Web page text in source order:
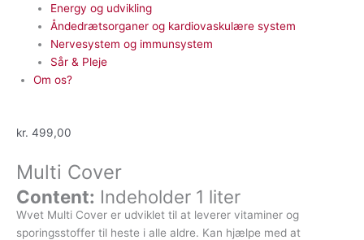
Energy og udvikling
Åndedrætsorganer og kardiovaskulære system
Nervesystem og immunsystem
Sår & Pleje
Om os?
kr. 499,00
Multi Cover
Content: Indeholder 1 liter
Wvet Multi Cover er udviklet til at leverer vitaminer og
sporingsstoffer til heste i alle aldre. Kan hjælpe med at